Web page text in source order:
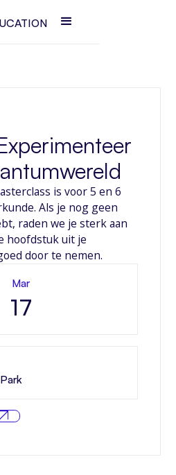
is voor 5 en 6
Als je nog geen
raden we je sterk aan
hoofdstuk uit je
door te nemen.
Mar
17